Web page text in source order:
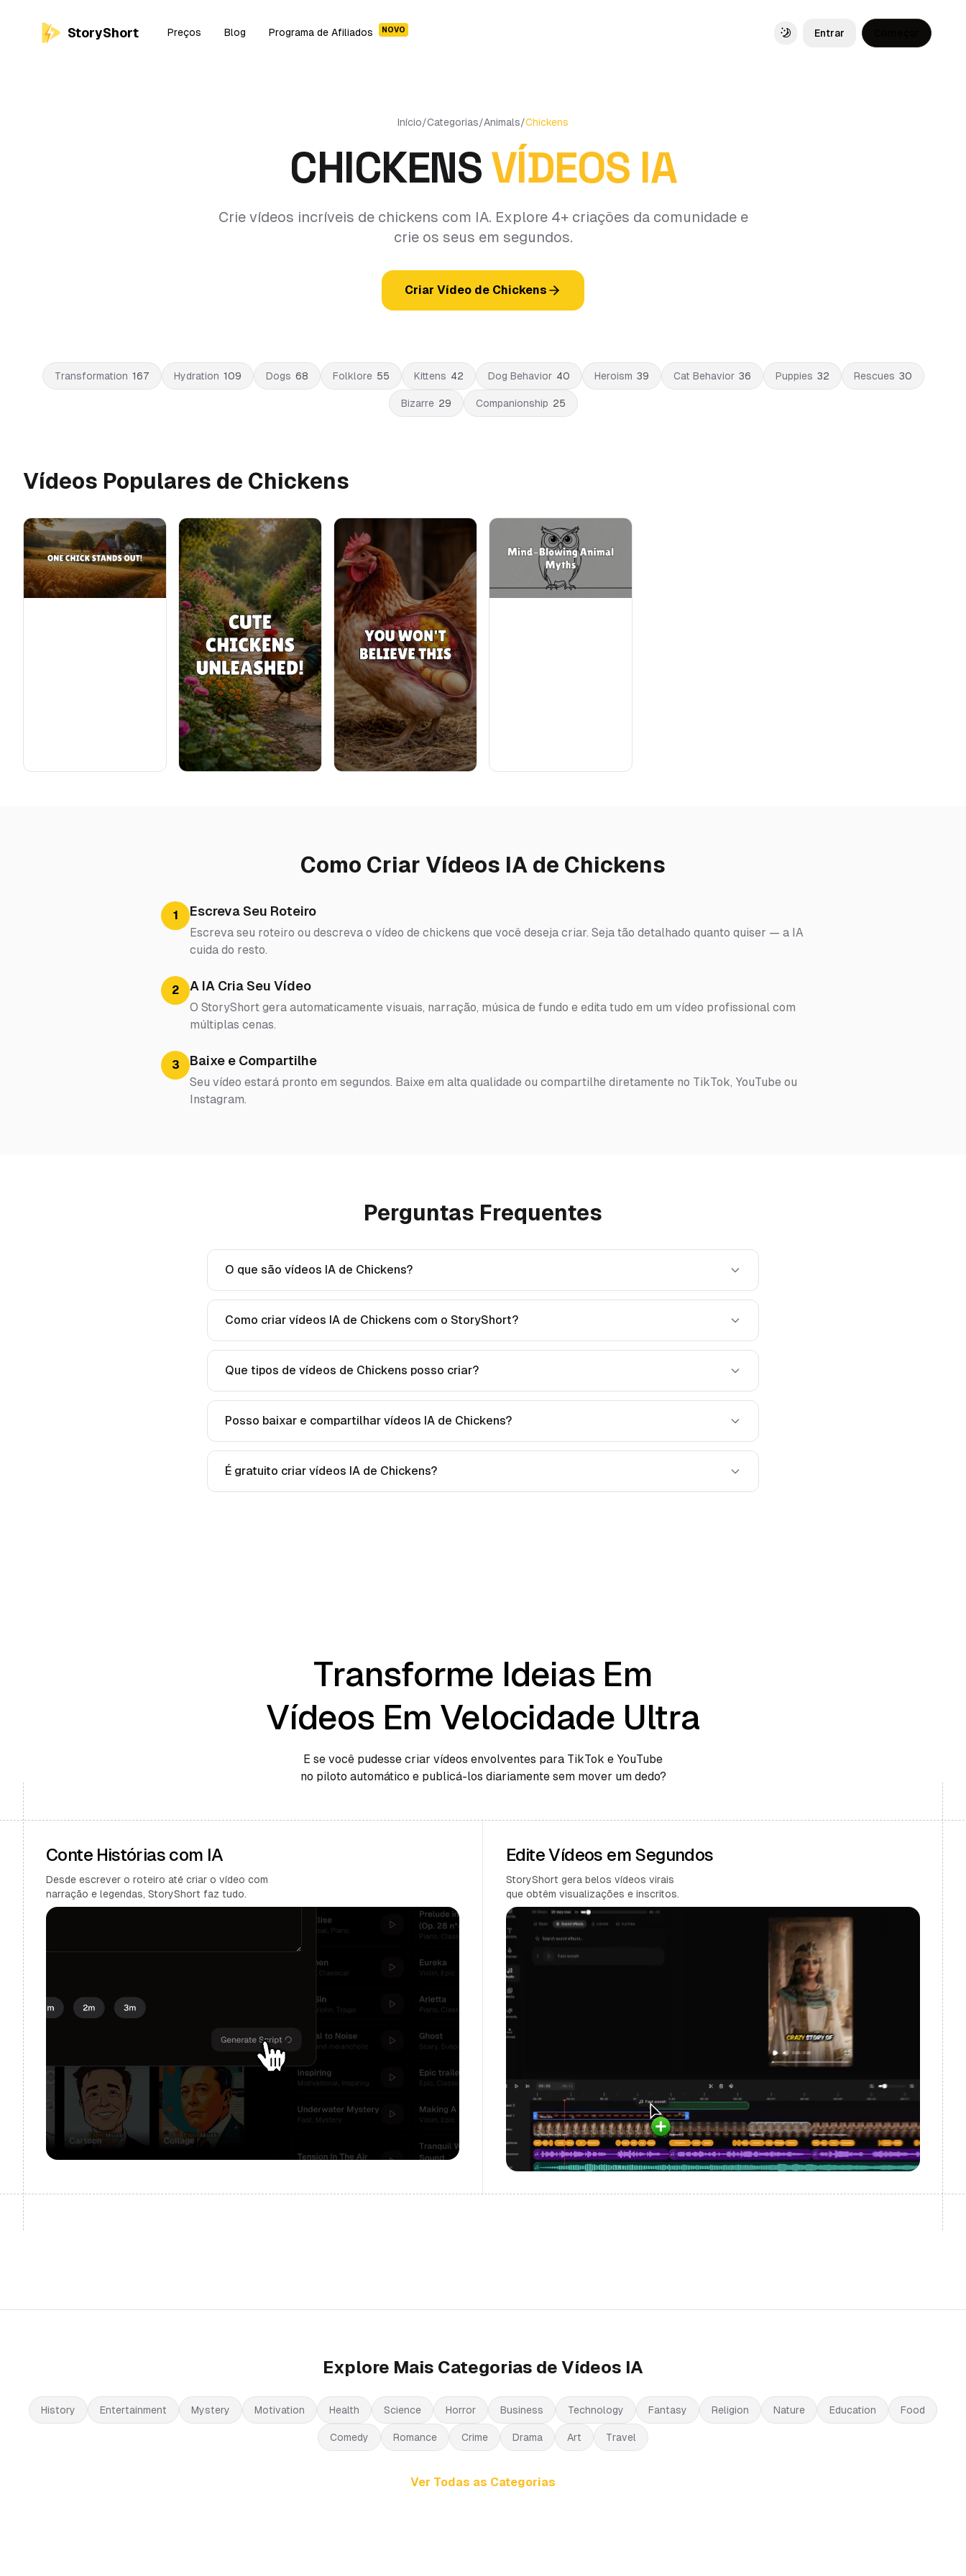
StoryShort Preços Blog Programa de Afiliados NOVO
Toggle theme
Entrar
Início/Categorias/Animals/Chickens
CHICKENSVÍDEOS IA
Crie vídeos incríveis de chickens com IA. Explore 4+ criações da comunidade e
crie os seus em segundos.
Criar Vídeo de Chickens
Transformation 167 Hydration 109 Dogs 68 Folklore 55 Kittens 42 Dog Behavior 40 Heroism 39 Cat Behavior 36 Puppies 32 Rescues 30
Bizarre 29 Companionship 25
Vídeos Populares de Chickens
Como Criar Vídeos IA de Chickens
1 Escreva Seu Roteiro
Escreva seu roteiro ou descreva o vídeo de chickens que você deseja criar. Seja tão detalhado quanto quiser — a IA
cuida do resto.
2 A IA Cria Seu Vídeo
O StoryShort gera automaticamente visuais, narração, música de fundo e edita tudo em um vídeo profissional com
múltiplas cenas.
3 Baixe e Compartilhe
Seu vídeo estará pronto em segundos. Baixe em alta qualidade ou compartilhe diretamente no TikTok, YouTube ou
Instagram.
Perguntas Frequentes
O que são vídeos IA de Chickens?
Como criar vídeos IA de Chickens com o StoryShort?
Que tipos de vídeos de Chickens posso criar?
Posso baixar e compartilhar vídeos IA de Chickens?
É gratuito criar vídeos IA de Chickens?
Transforme Ideias Em
Vídeos Em Velocidade Ultra
E se você pudesse criar vídeos envolventes para TikTok e YouTube
no piloto automático e publicá-los diariamente sem mover um dedo?
Conte Histórias com IA
Desde escrever o roteiro até criar o vídeo com
narração e legendas, StoryShort faz tudo.
Edite Vídeos em Segundos
StoryShort gera belos vídeos virais
que obtêm visualizações e inscritos.
Explore Mais Categorias de Vídeos IA
History Entertainment Mystery Motivation Health Science Horror Business Technology Fantasy Religion Nature Education Food
Comedy Romance Crime Drama Art Travel
Ver Todas as Categorias